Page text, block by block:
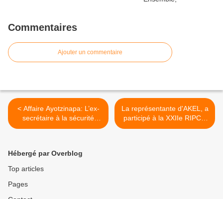
Commentaires
Ajouter un commentaire
< Affaire Ayotzinapa: L’ex-
secrétaire à la sécurité
publique de Guerrero arrêté
La représentante d'AKEL, a
participé à la XXIIe RIPCO
à La Havane, Cuba. >
Hébergé par Overblog
Top articles
Pages